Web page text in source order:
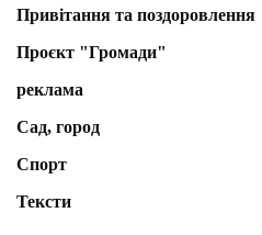
Привітання та поздоровлення
Проєкт "Громади"
реклама
Сад, город
Спорт
Тексти